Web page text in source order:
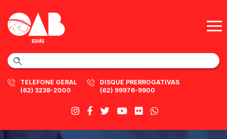
TELEFONE GERAL
(62) 3238-2000
DISQUE PRERROGATIVAS
(62) 99976-9900